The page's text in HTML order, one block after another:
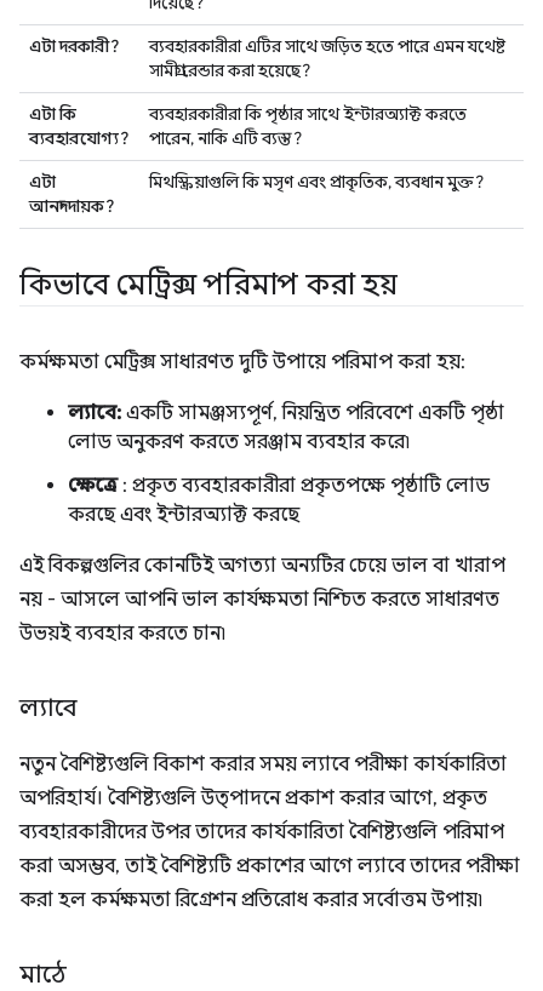
এটা দরকারী?
ব্যবহারকারীরা এটির সাথে জড়িত হতে পারে এমন যথেষ্ট
সামগ্রী রেন্ডার করা হয়েছে?
এটা কি
ব্যবহারযোগ্য?
ব্যবহারকারীরা কি পৃষ্ঠার সাথে ইন্টারঅ্যাক্ট করতে
পারেন, নাকি এটি ব্যস্ত?
এটা
আনন্দদায়ক?
মিথস্ক্রিয়াগুলি কি মসৃণ এবং প্রাকৃতিক, ব্যবধান মুক্ত?
কিভাবে মেট্রিক্স পরিমাপ করা হয়
কর্মক্ষমতা মেট্রিক্স সাধারণত দুটি উপায়ে পরিমাপ করা হয়:
ল্যাবে: একটি সামঞ্জস্যপূর্ণ, নিয়ন্ত্রিত পরিবেশে একটি পৃষ্ঠা
লোড অনুকরণ করতে সরঞ্জাম ব্যবহার করে৷
ক্ষেত্রে: প্রকৃত ব্যবহারকারীরা প্রকৃতপক্ষে পৃষ্ঠাটি লোড
করছে এবং ইন্টারঅ্যাক্ট করছে
এই বিকল্পগুলির কোনটিই অগত্যা অন্যটির চেয়ে ভাল বা খারাপ
নয় - আসলে আপনি ভাল কার্যক্ষমতা নিশ্চিত করতে সাধারণত
উভয়ই ব্যবহার করতে চান৷
ল্যাবে
নতুন বৈশিষ্ট্যগুলি বিকাশ করার সময় ল্যাবে পরীক্ষা কার্যকারিতা
অপরিহার্য। বৈশিষ্ট্যগুলি উত্পাদনে প্রকাশ করার আগে, প্রকৃত
ব্যবহারকারীদের উপর তাদের কার্যকারিতা বৈশিষ্ট্যগুলি পরিমাপ
করা অসম্ভব, তাই বৈশিষ্ট্যটি প্রকাশের আগে ল্যাবে তাদের পরীক্ষা
করা হল কর্মক্ষমতা রিগ্রেশন প্রতিরোধ করার সর্বোত্তম উপায়৷
মাঠে